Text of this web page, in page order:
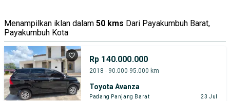
Menampilkan iklan dalam 50 kms Dari Payakumbuh Barat,
Payakumbuh Kota
Rp 140.000.000
2018 - 90.000-95.000 km
Toyota Avanza
Padang Panjang Barat 23 Jul